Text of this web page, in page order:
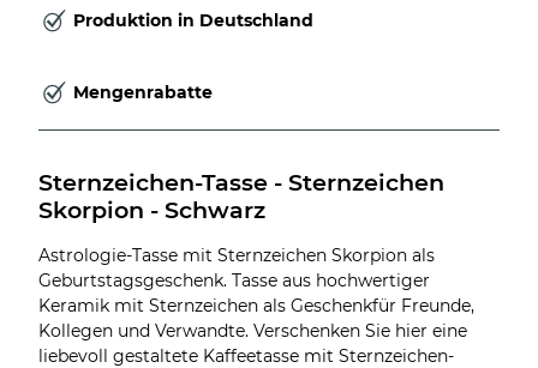
Produktion in Deutschland
Mengenrabatte
Sternzeichen-Tasse - Sternzeichen
Skorpion - Schwarz
Astrologie-Tasse mit Sternzeichen Skorpion als
Geburtstagsgeschenk. Tasse aus hochwertiger
Keramik mit Sternzeichen als Geschenkfür Freunde,
Kollegen und Verwandte. Verschenken Sie hier eine
liebevoll gestaltete Kaffeetasse mit Sternzeichen-